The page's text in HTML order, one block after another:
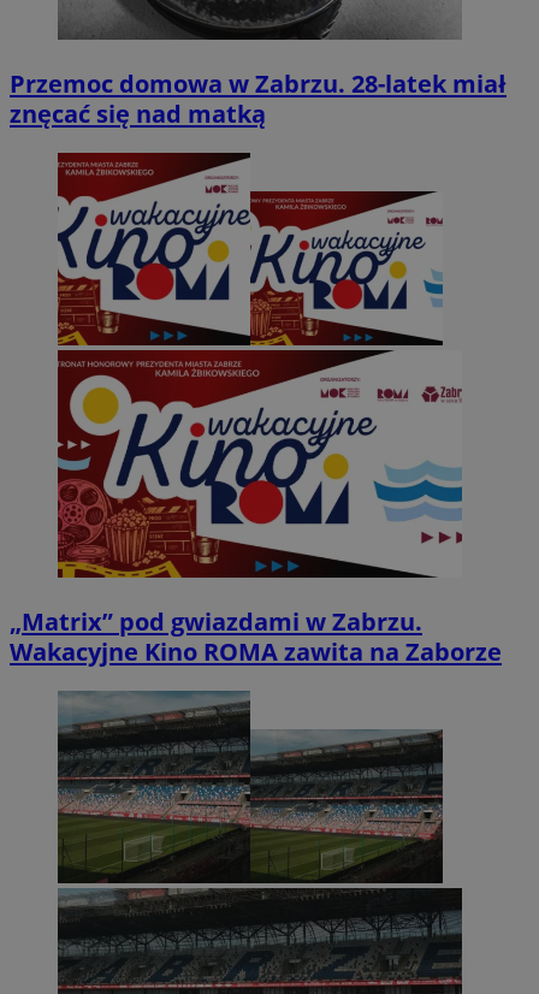
Przemoc domowa w Zabrzu. 28-latek miał
znęcać się nad matką
„Matrix” pod gwiazdami w Zabrzu.
Wakacyjne Kino ROMA zawita na Zaborze